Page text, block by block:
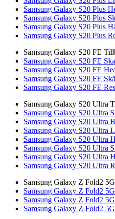
Samsung Galaxy S20 Plus
Samsung Galaxy S20 Plus
Samsung Galaxy S20 Plus
Samsung Galaxy S20 Plus
Samsung Galaxy S20 FE
Samsung Galaxy S20 FE
Samsung Galaxy S20 FE
Samsung Galaxy S20 FE
Samsung Galaxy S20 FE
Samsung Galaxy S20 Ultra
Samsung Galaxy S20 Ultra
Samsung Galaxy S20 Ultra
Samsung Galaxy S20 Ultra
Samsung Galaxy S20 Ultra
Samsung Galaxy S20 Ultra
Samsung Galaxy S20 Ultra
Samsung Galaxy S20 Ultra
Samsung Galaxy Z Fold2
Samsung Galaxy Z Fold2
Samsung Galaxy Z Fold2
Samsung Galaxy Z Fold2